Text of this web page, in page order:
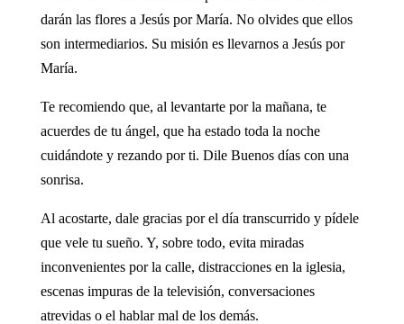
darán las flores a Jesús por María. No olvides que ellos
son intermediarios. Su misión es llevarnos a Jesús por
María.
Te recomiendo que, al levantarte por la mañana, te
acuerdes de tu ángel, que ha estado toda la noche
cuidándote y rezando por ti. Dile Buenos días con una
sonrisa.
Al acostarte, dale gracias por el día transcurrido y pídele
que vele tu sueño. Y, sobre todo, evita miradas
inconvenientes por la calle, distracciones en la iglesia,
escenas impuras de la televisión, conversaciones
atrevidas o el hablar mal de los demás.